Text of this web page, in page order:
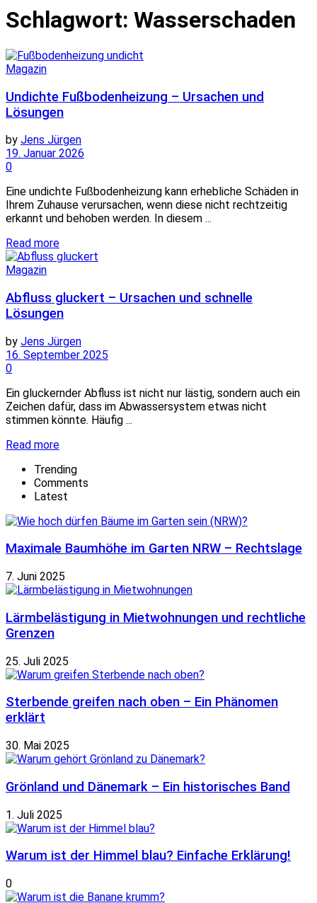
Schlagwort: Wasserschaden
Magazin
Undichte Fußbodenheizung – Ursachen und
Lösungen
by Jens Jürgen
19. Januar 2026
0
Eine undichte Fußbodenheizung kann erhebliche Schäden in
Ihrem Zuhause verursachen, wenn diese nicht rechtzeitig
erkannt und behoben werden. In diesem ...
Read moreDetails
Magazin
Abfluss gluckert – Ursachen und schnelle
Lösungen
by Jens Jürgen
16. September 2025
0
Ein gluckernder Abfluss ist nicht nur lästig, sondern auch ein
Zeichen dafür, dass im Abwassersystem etwas nicht
stimmen könnte. Häufig ...
Read moreDetails
Trending
Comments
Latest
Maximale Baumhöhe im Garten NRW – Rechtslage
7. Juni 2025
Lärmbelästigung in Mietwohnungen und rechtliche
Grenzen
25. Juli 2025
Sterbende greifen nach oben – Ein Phänomen
erklärt
30. Mai 2025
Grönland und Dänemark – Ein historisches Band
1. Juli 2025
Warum ist der Himmel blau? Einfache Erklärung!
0